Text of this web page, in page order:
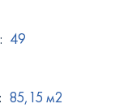
49
85,15 м2